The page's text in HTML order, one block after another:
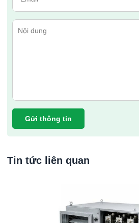
Gửi thông tin
Tin tức liên quan